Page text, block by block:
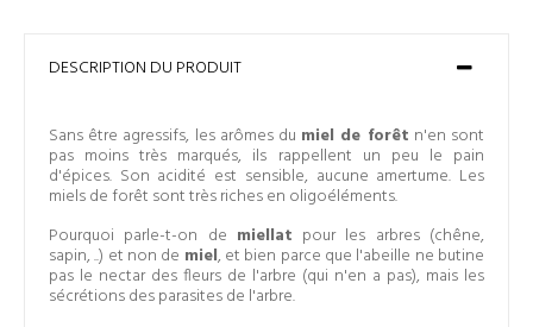
DESCRIPTION DU PRODUIT
Sans être agressifs, les arômes du miel de forêt n'en sont
pas moins très marqués, ils rappellent un peu le pain
d'épices. Son acidité est sensible, aucune amertume. Les
miels de forêt sont très riches en oligoéléments.
Pourquoi parle-t-on de miellat pour les arbres (chêne,
sapin, ..) et non de miel, et bien parce que l'abeille ne butine
pas le nectar des fleurs de l'arbre (qui n'en a pas), mais les
sécrétions des parasites de l'arbre.